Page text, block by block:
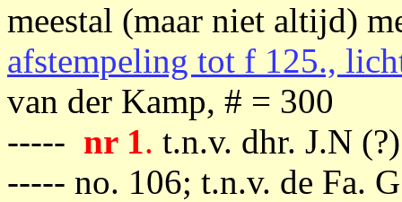
meestal (maar niet altijd)
afstempeling tot f 125.,
van der Kamp, # = 300
----- nr 1. t.n.v. dhr. J.N
----- no. 106; t.n.v. de Fa.